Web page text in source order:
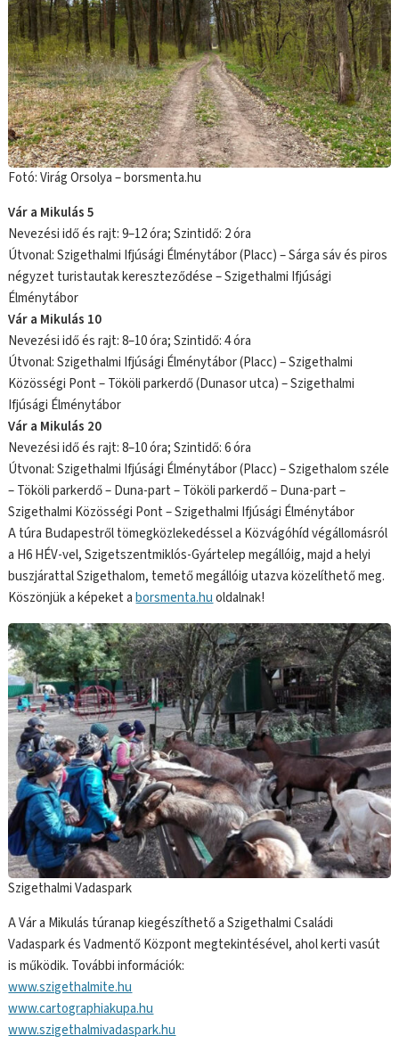
Fotó: Virág Orsolya – borsmenta.hu
Vár a Mikulás 5
Nevezési idő és rajt: 9–12 óra; Szintidő: 2 óra
Útvonal: Szigethalmi Ifjúsági Élménytábor (Placc) – Sárga sáv és piros
négyzet turistautak kereszteződése – Szigethalmi Ifjúsági
Élménytábor
Vár a Mikulás 10
Nevezési idő és rajt: 8–10 óra; Szintidő: 4 óra
Útvonal: Szigethalmi Ifjúsági Élménytábor (Placc) – Szigethalmi
Közösségi Pont – Tököli parkerdő (Dunasor utca) – Szigethalmi
Ifjúsági Élménytábor
Vár a Mikulás 20
Nevezési idő és rajt: 8–10 óra; Szintidő: 6 óra
Útvonal: Szigethalmi Ifjúsági Élménytábor (Placc) – Szigethalom széle
– Tököli parkerdő – Duna-part – Tököli parkerdő – Duna-part –
Szigethalmi Közösségi Pont – Szigethalmi Ifjúsági Élménytábor
A túra Budapestről tömegközlekedéssel a Közvágóhíd végállomásról
a H6 HÉV-vel, Szigetszentmiklós-Gyártelep megállóig, majd a helyi
buszjárattal Szigethalom, temető megállóig utazva közelíthető meg.
Köszönjük a képeket aborsmenta.huoldalnak!
Szigethalmi Vadaspark
A Vár a Mikulás túranap kiegészíthető a Szigethalmi Családi
Vadaspark és Vadmentő Központ megtekintésével, ahol kerti vasút
is működik. További információk:
www.szigethalmite.hu
www.cartographiakupa.hu
www.szigethalmivadaspark.hu